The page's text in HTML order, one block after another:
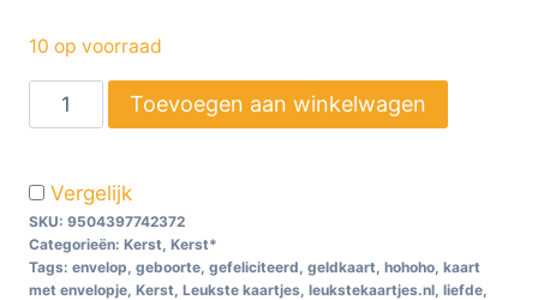
10 op voorraad
Toevoegen aan winkelwagen
Vergelijk
SKU: 9504397742372
Categorieën: Kerst Kerst*
Tags: envelop geboorte gefeliciteerd geldkaart hohoho kaart
met envelopje Kerst Leukste kaartjes leukstekaartjes.nl liefde